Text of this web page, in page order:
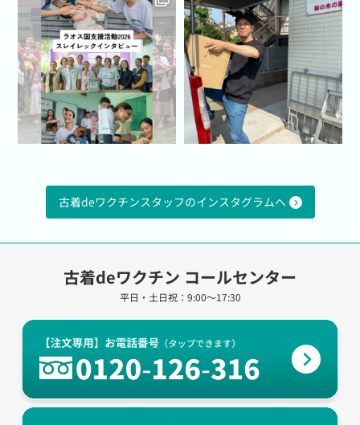
古着deワクチンスタッフのインスタグラムへ
古着deワクチン コールセンター
平日・土日祝：9:00～17:30